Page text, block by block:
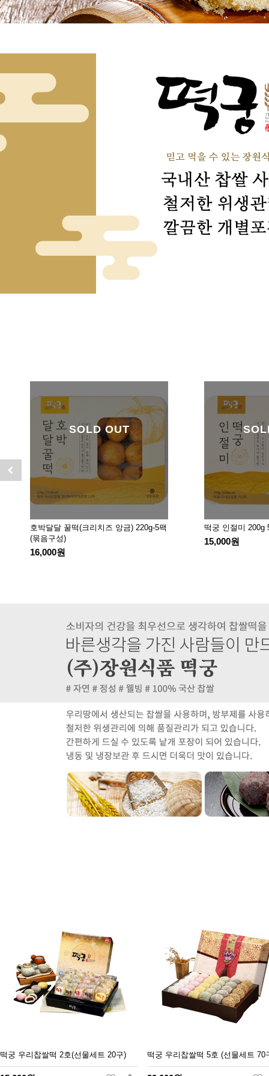
SOLD OUT
호박달달 꿀떡(크리치즈 앙금) 220g-5팩
(묶음구성)
16,000원
떡궁 인절미 200g
15,000원
떡궁 우리찹쌀떡 2호(선물세트 20구) 떡궁 우리찹쌀떡 5호 (선물세트 70